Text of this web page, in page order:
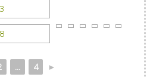
... 4 ►